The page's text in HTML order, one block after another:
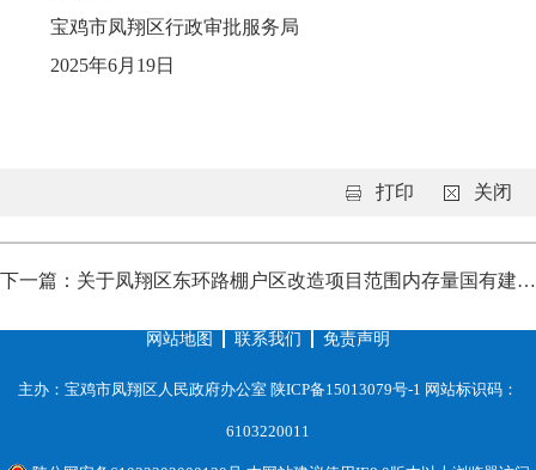
宝鸡市凤翔区行政审批服务局
2025年6月19日
打印 关闭
下一篇：关于凤翔区东环路棚户区改造项目范围内存量国有建设用地地块详细规划方案的公示
网站地图 联系我们 免责声明
主办：宝鸡市凤翔区人民政府办公室 陕ICP备15013079号-1 网站标识码：
6103220011